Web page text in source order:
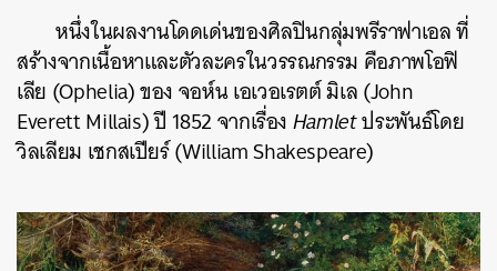
หนึ่งในผลงานโดดเด่นของศิลปินกลุ่มพรีราฟาเอล ที่
สร้างจากเนื้อหาและตัวละครในวรรณกรรม คือภาพโอฟิ
เลีย (Ophelia) ของ จอห์น เอเวอเรตต์ มิเล (John
Everett Millais) ปี 1852 จากเรื่องHamletประพันธ์โดย
วิลเลียม เชกสเปียร์ (William Shakespeare)